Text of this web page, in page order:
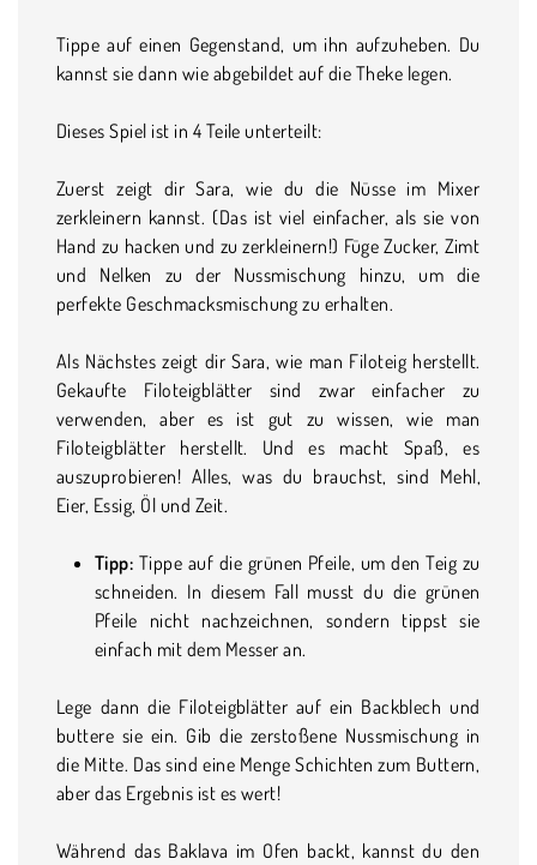
Tippe auf einen Gegenstand, um ihn aufzuheben. Du
kannst sie dann wie abgebildet auf die Theke legen.
Dieses Spiel ist in 4 Teile unterteilt:
Zuerst zeigt dir Sara, wie du die Nüsse im Mixer
zerkleinern kannst. (Das ist viel einfacher, als sie von
Hand zu hacken und zu zerkleinern!) Füge Zucker, Zimt
und Nelken zu der Nussmischung hinzu, um die
perfekte Geschmacksmischung zu erhalten.
Als Nächstes zeigt dir Sara, wie man Filoteig herstellt.
Gekaufte Filoteigblätter sind zwar einfacher zu
verwenden, aber es ist gut zu wissen, wie man
Filoteigblätter herstellt. Und es macht Spaß, es
auszuprobieren! Alles, was du brauchst, sind Mehl,
Eier, Essig, Öl und Zeit.
Tipp: Tippe auf die grünen Pfeile, um den Teig zu
schneiden. In diesem Fall musst du die grünen
Pfeile nicht nachzeichnen, sondern tippst sie
einfach mit dem Messer an.
Lege dann die Filoteigblätter auf ein Backblech und
buttere sie ein. Gib die zerstoßene Nussmischung in
die Mitte. Das sind eine Menge Schichten zum Buttern,
aber das Ergebnis ist es wert!
Während das Baklava im Ofen backt, kannst du den